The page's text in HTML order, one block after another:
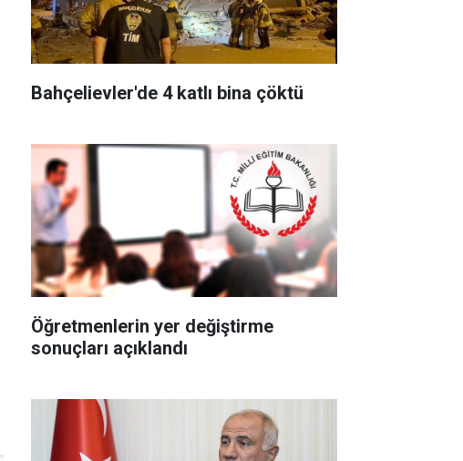
Bahçelievler'de 4 katlı bina çöktü
Öğretmenlerin yer değiştirme
sonuçları açıklandı